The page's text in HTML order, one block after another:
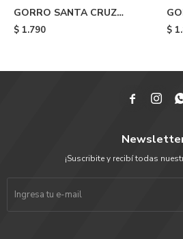
GORRO SANTA CRUZ
GUZMAN DEAD DINERS -
$ 1.790 $
 
¡Suscribite y recibí todas